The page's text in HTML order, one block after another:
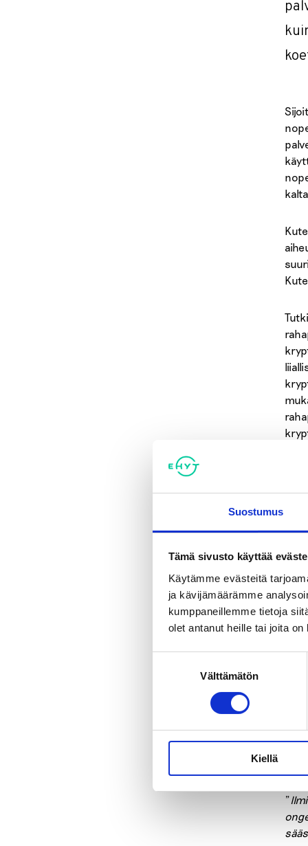
Suostumus
Tämä sivusto käyttää
Käytämme evästeitä
ja kävijämäärämme
kumppaneillemme tietoja
olet antanut heille tai joita
Välttämätön
Kiellä
”